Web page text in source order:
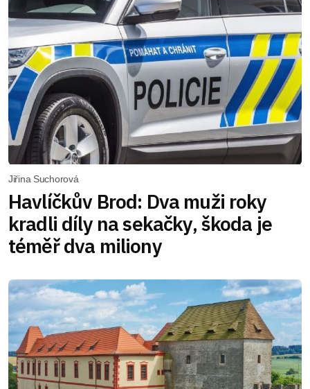
Jiřina Suchorová
Havlíčkův Brod: Dva muži roky
kradli díly na sekačky, škoda je
téměř dva miliony